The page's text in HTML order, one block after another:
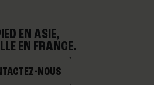
EN ASIE,
EN FRANCE.
NOUS